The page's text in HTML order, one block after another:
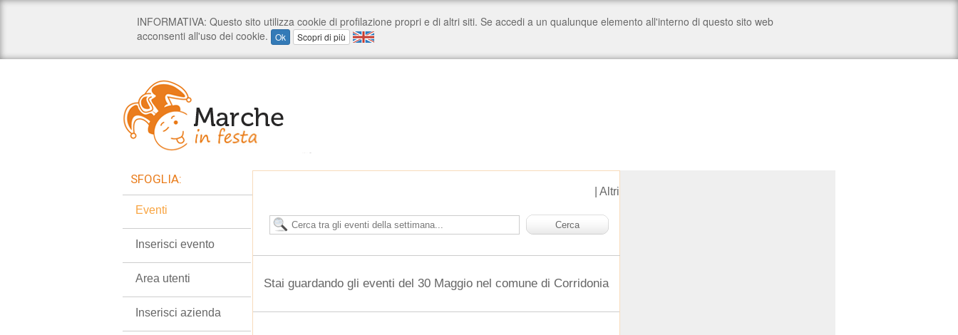
Altri
Stai guardando gli eventi del 30 Maggio nel comune di Corridonia
SFOGLIA:
Eventi
Inserisci evento
Area utenti
Inserisci azienda